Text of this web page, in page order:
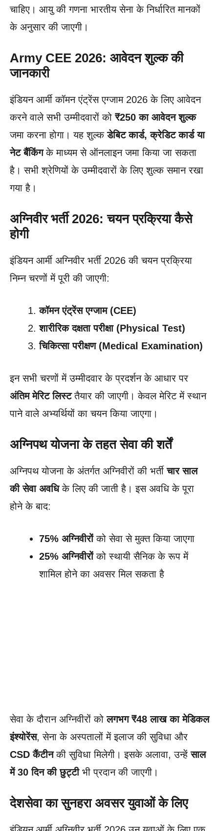
चाहिए। आयु की गणना भारतीय सेना के निर्धारित मानकों
के अनुसार की जाएगी।
Army CEE 2026: आवेदन शुल्क की
जानकारी
इंडियन आर्मी कॉमन एंट्रेंस एग्जाम 2026 के लिए आवेदन
करने वाले सभी उम्मीदवारों को ₹250 का आवेदन शुल्क
जमा करना होगा। यह शुल्कडेबिट कार्ड, क्रेडिट कार्ड या
नेट बैंकिंगके माध्यम से ऑनलाइन जमा किया जा सकता
है। सभी श्रेणियों के उम्मीदवारों के लिए शुल्क समान रखा
गया है।
अग्निवीर भर्ती 2026: चयन प्रक्रिया कैसे
होगी
इंडियन आर्मी अग्निवीर भर्ती 2026 की चयन प्रक्रिया
निम्न चरणों में पूरी की जाएगी:
कॉमन एंट्रेंस एग्जाम (CEE)
शारीरिक दक्षता परीक्षा (Physical Test)
चिकित्सा परीक्षण (Medical Examination)
इन सभी चरणों में उम्मीदवार के प्रदर्शन के आधार पर
अंतिम मेरिट लिस्टतैयार की जाएगी। केवल मेरिट में स्थान
पाने वाले अभ्यर्थियों का चयन किया जाएगा।
अग्निपथ योजना के तहत सेवा की शर्तें
अग्निपथ योजना के अंतर्गत अग्निवीरों की भर्तीचार साल
की सेवा अवधिके लिए की जाती है। इस अवधि के पूरा
होने के बाद:
75% अग्निवीरोंको सेवा से मुक्त किया जाएगा
25% अग्निवीरोंको स्थायी सैनिक के रूप में
शामिल होने का अवसर मिल सकता है
सेवा के दौरान अग्निवीरों कोलगभग ₹48 लाख का मेडिकल
इंश्योरेंस, सेना के अस्पतालों में इलाज की सुविधा और
CSD कैंटीनकी सुविधा मिलेगी। इसके अलावा, उन्हेंसाल
में 30 दिन की छुट्टीभी प्रदान की जाएगी।
देशसेवा का सुनहरा अवसर युवाओं के लिए